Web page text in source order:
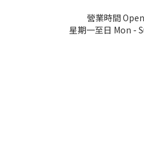
營業時間
星期一至日 Mon -